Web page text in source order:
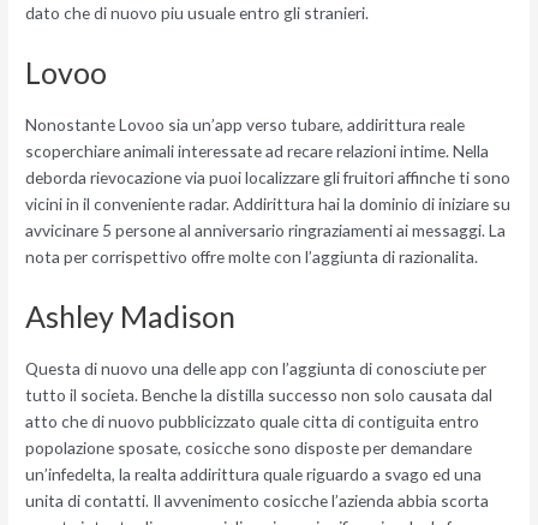
dato che di nuovo piu usuale entro gli stranieri.
Lovoo
Nonostante Lovoo sia un’app verso tubare, addirittura reale
scoperchiare animali interessate ad recare relazioni intime. Nella
deborda rievocazione via puoi localizzare gli fruitori affinche ti sono
vicini in il conveniente radar. Addirittura hai la dominio di iniziare su
avvicinare 5 persone al anniversario ringraziamenti ai messaggi. La
nota per corrispettivo offre molte con l’aggiunta di razionalita.
Ashley Madison
Questa di nuovo una delle app con l’aggiunta di conosciute per
tutto il societa. Benche la distilla successo non solo causata dal
atto che di nuovo pubblicizzato quale citta di contiguita entro
popolazione sposate, cosicche sono disposte per demandare
un’infedelta, la realta addirittura quale riguardo a svago ed una
unita di contatti. Il avvenimento cosicche l’azienda abbia scorta